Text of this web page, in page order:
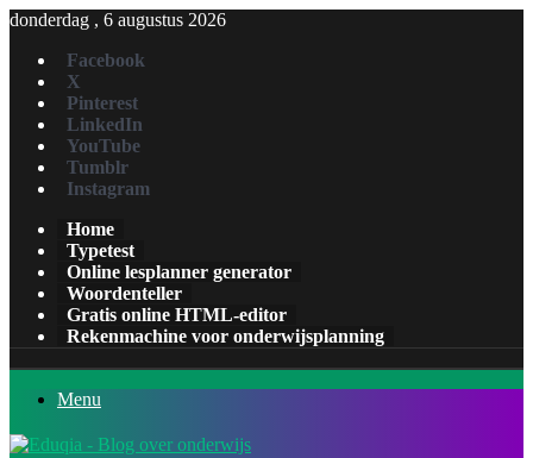
donderdag , 6 augustus 2026
Facebook
X
Pinterest
LinkedIn
YouTube
Tumblr
Instagram
Home
Typetest
Online lesplanner generator
Woordenteller
Gratis online HTML-editor
Rekenmachine voor onderwijsplanning
Menu